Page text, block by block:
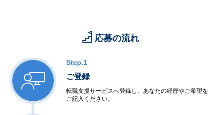
応募の流れ
Step.1
ご登録
転職支援サービスへ登録し、あなたの経歴やご希望を
ご記入ください。